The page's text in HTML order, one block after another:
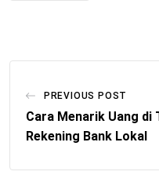
PREVIOUS POST
Cara Menarik Uang di
Rekening Bank Lokal